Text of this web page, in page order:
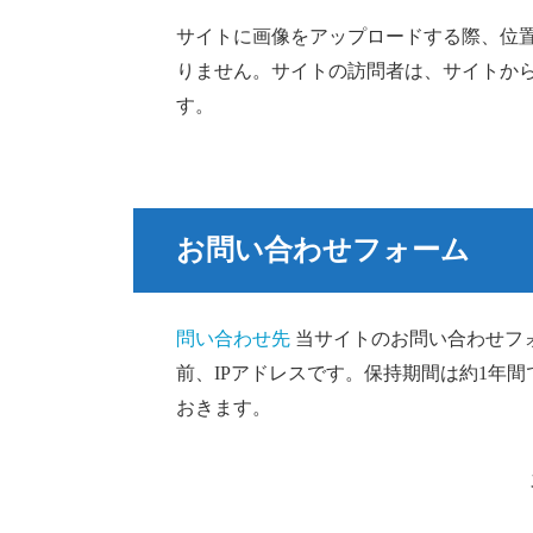
サイトに画像をアップロードする際、位
りません。サイトの訪問者は、サイトか
す。
お問い合わせフォーム
問い合わせ先 当サイトのお問い合わせフ
前、IPアドレスです。保持期間は約1年
おきます。